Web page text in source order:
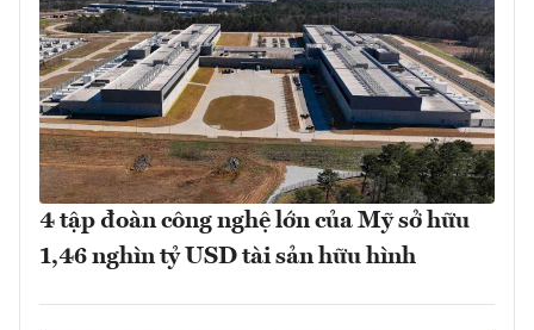
4 tập đoàn công nghệ lớn của Mỹ sở hữu
1,46 nghìn tỷ USD tài sản hữu hình